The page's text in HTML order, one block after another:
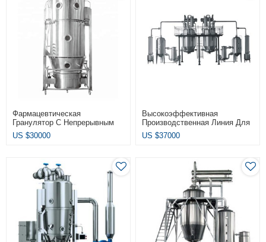
Фармацевтическая
Гранулятор С Непрерывным
Псевдоожиженным Слоем С
Сертификатом CE
US $30000
Высокоэффективная
Производственная Линия Для
Экстракции И
Концентрирования При Низкой
US $37000